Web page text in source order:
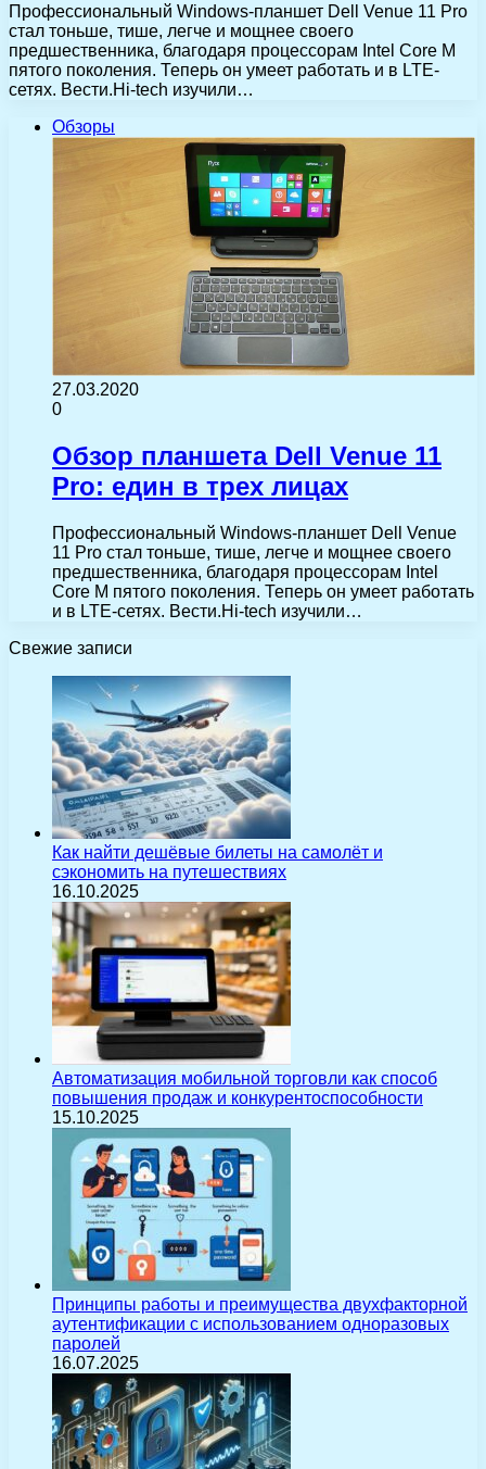
Профессиональный Windows-планшет Dell Venue 11 Pro
стал тоньше, тише, легче и мощнее своего
предшественника, благодаря процессорам Intel Core M
пятого поколения. Теперь он умеет работать и в LTE-
сетях. Вести.Hi-tech изучили…
Обзоры
27.03.2020
0
Обзор планшета Dell Venue 11
Pro: един в трех лицах
Профессиональный Windows-планшет Dell Venue
11 Pro стал тоньше, тише, легче и мощнее своего
предшественника, благодаря процессорам Intel
Core M пятого поколения. Теперь он умеет работать
и в LTE-сетях. Вести.Hi-tech изучили…
Свежие записи
Как найти дешёвые билеты на самолёт и
сэкономить на путешествиях
16.10.2025
Автоматизация мобильной торговли как способ
повышения продаж и конкурентоспособности
15.10.2025
Принципы работы и преимущества двухфакторной
аутентификации с использованием одноразовых
паролей
16.07.2025